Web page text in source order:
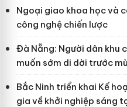
Ngoại giao khoa học và
công nghệ chiến lược
Đà Nẵng: Người dân khu
muốn sớm di dời trước
Bắc Ninh triển khai Kế
gia về khởi nghiệp sáng